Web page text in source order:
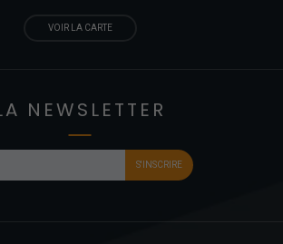
VOIR LA CARTE
NEWSLETTER